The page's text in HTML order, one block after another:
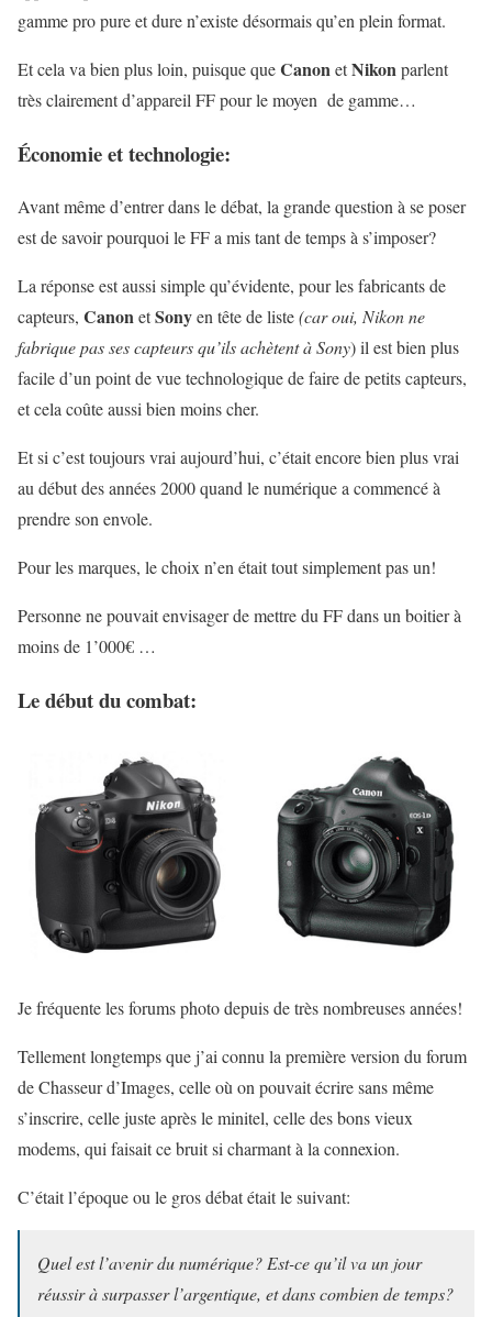
gamme pro pure et dure n’existe désormais qu’en plein format.
Et cela va bien plus loin, puisque queCanonetNikonparlent
très clairement d’appareil FF pour le moyen de gamme…
Économie et technologie:
Avant même d’entrer dans le débat, la grande question à se poser
est de savoir pourquoi le FF a mis tant de temps à s’imposer?
La réponse est aussi simple qu’évidente, pour les fabricants de
capteurs, CanonetSonyen tête de liste(car oui, Nikon ne
fabrique pas ses capteurs qu’ils achètent à Sony) il est bien plus
facile d’un point de vue technologique de faire de petits capteurs,
et cela coûte aussi bien moins cher.
Et si c’est toujours vrai aujourd’hui, c’était encore bien plus vrai
au début des années 2000 quand le numérique a commencé à
prendre son envole.
Pour les marques, le choix n’en était tout simplement pas un!
Personne ne pouvait envisager de mettre du FF dans un boitier à
moins de 1’000€ …
Le début du combat:
Je fréquente les forums photo depuis de très nombreuses années!
Tellement longtemps que j’ai connu la première version du forum
de Chasseur d’Images, celle où on pouvait écrire sans même
s’inscrire, celle juste après le minitel, celle des bons vieux
modems, qui faisait ce bruit si charmant à la connexion.
C’était l’époque ou le gros débat était le suivant:
Quel est l’avenir du numérique? Est-ce qu’il va un jour
réussir à surpasser l’argentique, et dans combien de temps?